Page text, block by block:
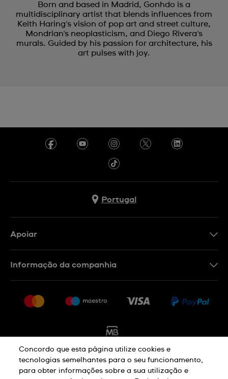
Born and based in Madrid, Gonhdo is a
multidisciplinary artist that blends influences from
Keith Haring's vision of pop art and street culture,
Mondrian's neoplasticism, and Diego Rivera's
murals. Guided by his passion for architecture, his
art pulses with joy.
Portugal
Apoiar
Rescindir o contrato
Informação da companhia
Carreiras
Aviso De Privacidade Aviso De Cookies
Concordo que esta página utilize cookies e
tecnologias semelhantes para o seu funcionamento,
para obter informações sobre a sua utilização e